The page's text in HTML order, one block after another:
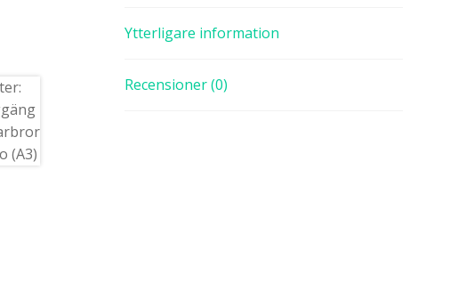
Ytterligare information
Recensioner (0)